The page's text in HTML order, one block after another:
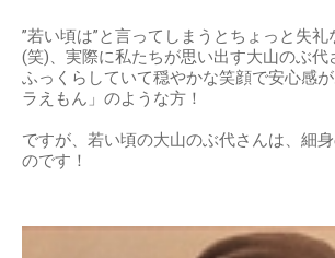
”若い頃は”と言ってしまうとちょっと失
(笑)、実際に私たちが思い出す大山のぶ代
ふっくらしていて穏やかな笑顔で安心感
ラえもん」のような方！
ですが、若い頃の大山のぶ代さんは、細
のです！